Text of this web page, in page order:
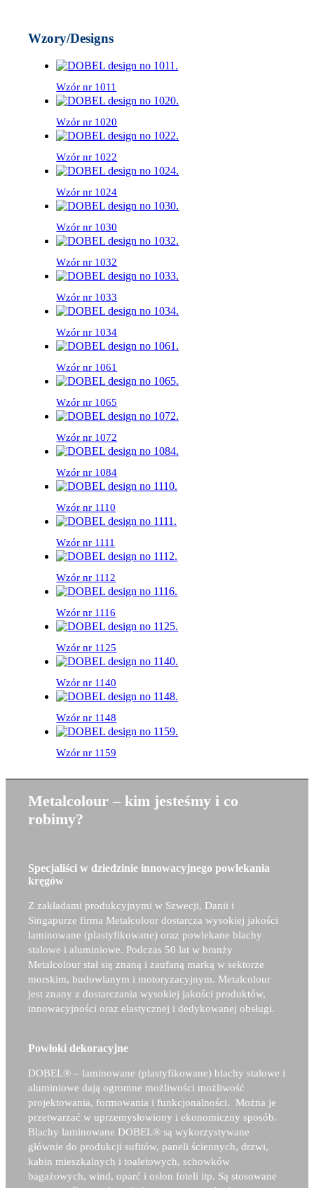
Wzory/Designs
Wzór nr 1011
Wzór nr 1020
Wzór nr 1022
Wzór nr 1024
Wzór nr 1030
Wzór nr 1032
Wzór nr 1033
Wzór nr 1034
Wzór nr 1061
Wzór nr 1065
Wzór nr 1072
Wzór nr 1084
Wzór nr 1110
Wzór nr 1111
Wzór nr 1112
Wzór nr 1116
Wzór nr 1125
Wzór nr 1140
Wzór nr 1148
Wzór nr 1159
Metalcolour – kim jesteśmy i co
robimy?
Specjaliści w dziedzinie innowacyjnego powlekania
kręgów
Z zakładami produkcyjnymi w Szwecji, Danii i
Singapurze firma Metalcolour dostarcza wysokiej jakości
laminowane (plastyfikowane) oraz powlekane blachy
stalowe i aluminiowe. Podczas 50 lat w branży
Metalcolour stał się znaną i zaufaną marką w sektorze
morskim, budowlanym i motoryzacyjnym. Metalcolour
jest znany z dostarczania wysokiej jakości produktów,
innowacyjności oraz elastycznej i dedykowanej obsługi.
Powłoki dekoracyjne
DOBEL®– laminowane (plastyfikowane) blachy stalowe i
aluminiowe dają ogromne możliwości możliwość
projektowania, formowania i funkcjonalności. Można je
przetwarzać w uprzemysłowiony i ekonomiczny sposób.
Blachy laminowane DOBEL®są wykorzystywane
głównie do produkcji sufitów, paneli ściennych, drzwi,
kabin mieszkalnych i toaletowych, schowków
bagażowych, wind, oparć i osłon foteli itp. Są stosowane